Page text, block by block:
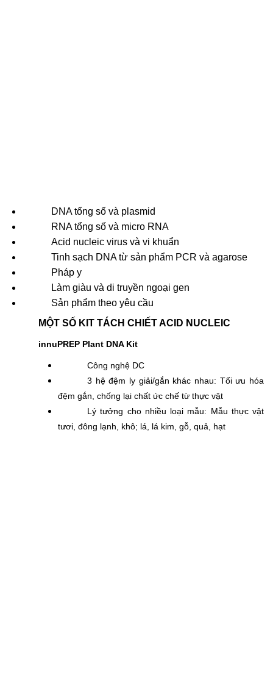
DNA tổng số và plasmid
RNA tổng số và micro RNA
Acid nucleic virus và vi khuẩn
Tinh sạch DNA từ sản phẩm PCR và agarose
Pháp y
Làm giàu và di truyền ngoại gen
Sản phẩm theo yêu cầu
MỘT SỐ KIT TÁCH CHIẾT ACID NUCLEIC
innuPREP Plant DNA Kit
Công nghệ DC
3 hệ đệm ly giải/gắn khác nhau: Tối ưu hóa
đệm gắn, chống lại chất ức chế từ thực vật
Lý tưởng cho nhiều loại mẫu: Mẫu thực vật
tươi, đông lạnh, khô; lá, lá kim, gỗ, quả, hạt